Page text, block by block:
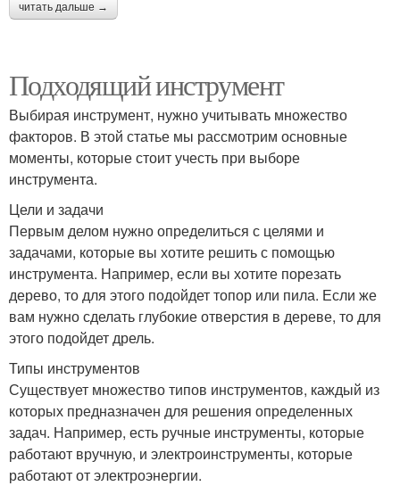
читать дальше →
Подходящий инструмент
Выбирая инструмент, нужно учитывать множество
факторов. В этой статье мы рассмотрим основные
моменты, которые стоит учесть при выборе
инструмента.
Цели и задачи
Первым делом нужно определиться с целями и
задачами, которые вы хотите решить с помощью
инструмента. Например, если вы хотите порезать
дерево, то для этого подойдет топор или пила. Если же
вам нужно сделать глубокие отверстия в дереве, то для
этого подойдет дрель.
Типы инструментов
Существует множество типов инструментов, каждый из
которых предназначен для решения определенных
задач. Например, есть ручные инструменты, которые
работают вручную, и электроинструменты, которые
работают от электроэнергии.